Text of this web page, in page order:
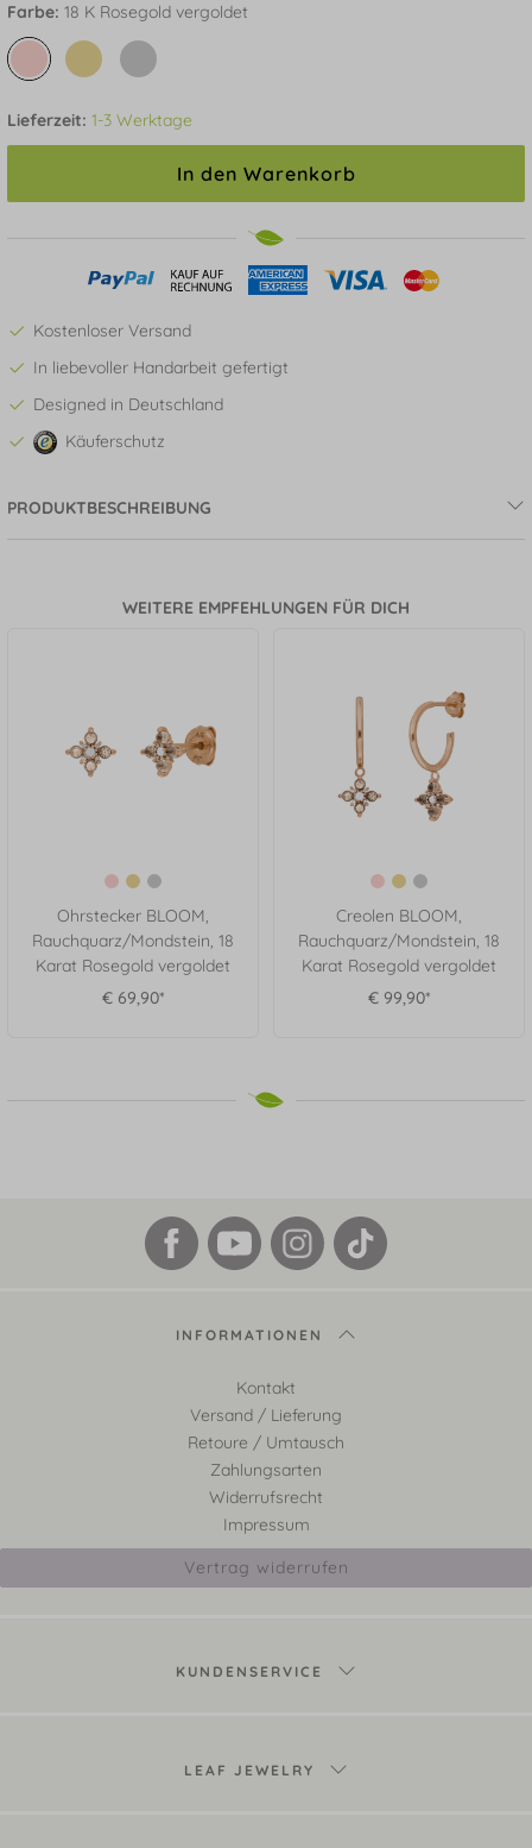
Farbe: 18 K Rosegold vergoldet
Lieferzeit: 1-3 Werktage
In den Warenkorb
Kostenloser Versand
In liebevoller Handarbeit gefertigt
Designed in Deutschland
Käuferschutz
PRODUKTBESCHREIBUNG
WEITERE EMPFEHLUNGEN FÜR DICH
Ohrstecker BLOOM,
Rauchquarz/Mondstein, 18
Karat Rosegold vergoldet
€ 69,90*
Creolen BLOOM,
Rauchquarz/Mondstein, 18
Karat Rosegold vergoldet
€ 99,90*
INFORMATIONEN
Kontakt
Versand / Lieferung
Retoure / Umtausch
Zahlungsarten
Widerrufsrecht
Impressum
Vertrag widerrufen
KUNDENSERVICE
LEAF JEWELRY